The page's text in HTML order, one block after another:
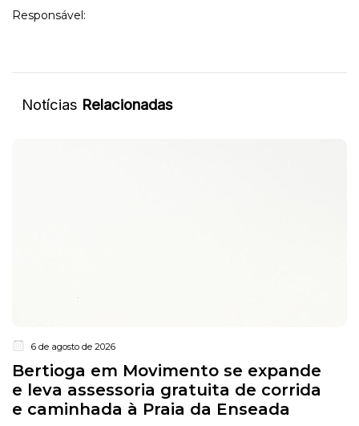
Responsável:
Notícias Relacionadas
6 de agosto de 2026
Bertioga em Movimento se expande
e leva assessoria gratuita de corrida
e caminhada à Praia da Enseada